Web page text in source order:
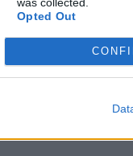
Opted Out
Előfizetés
VAGY?